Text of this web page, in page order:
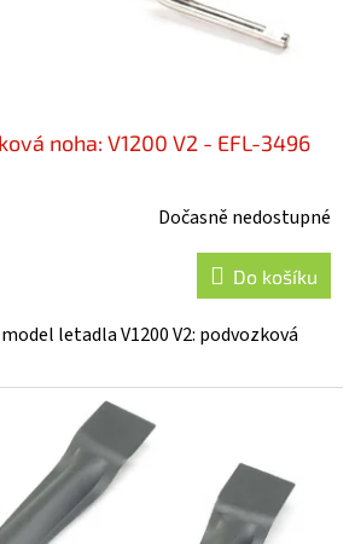
noha: V1200 V2 - EFL-3496
Dočasně nedostupné
Do košíku
letadla V1200 V2: podvozková